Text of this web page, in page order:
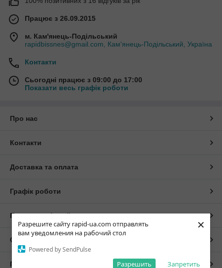
Разрешите сайту rapid-ua.com отправлять
вам уведомления на рабочий стол
Powered by SendPulse
Запретить
Разрешить
×
Працює з 26.09.2015
м. Кам'янець-Подільський
rapidbissnes@gmail.com, Кам'янець-Подільський, Україна
Контакти
Сьогодні працює з 09:00 до 17:00
Показати весь графік роботи
Про нас
Контакти
Доставка та оплата
Графік роботи
Повна версія сайту
Сайт створено на маркетплейсі
Політика конфіденційності